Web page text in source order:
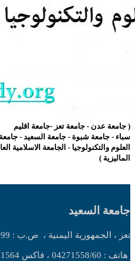
( جامعة عدن - جامعة تعز -جامعة اقليم
سباء - جامعة شبوة - جامعة السعيد - جامعة
العلوم والتكنولوجيا - الجامعة الاسلامية
الماليزية )
جامعة السعيد
تعز ، الجمهورية اليمنية ، ص.ب : 4999
هاتف : 04271558/60 ، فاكس 04271564